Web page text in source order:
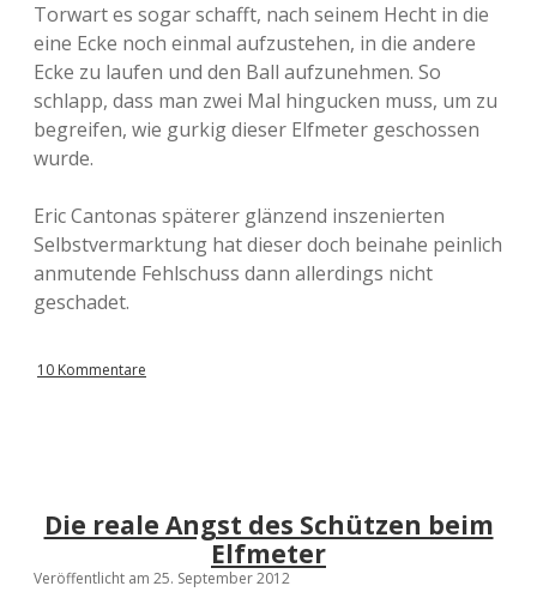
Torwart es sogar schafft, nach seinem Hecht in die
eine Ecke noch einmal aufzustehen, in die andere
Ecke zu laufen und den Ball aufzunehmen. So
schlapp, dass man zwei Mal hingucken muss, um zu
begreifen, wie gurkig dieser Elfmeter geschossen
wurde.
Eric Cantonas späterer glänzend inszenierten
Selbstvermarktung hat dieser doch beinahe peinlich
anmutende Fehlschuss dann allerdings nicht
geschadet.
10 Kommentare
Die reale Angst des Schützen beim
Elfmeter
Veröffentlicht am 25. September 2012